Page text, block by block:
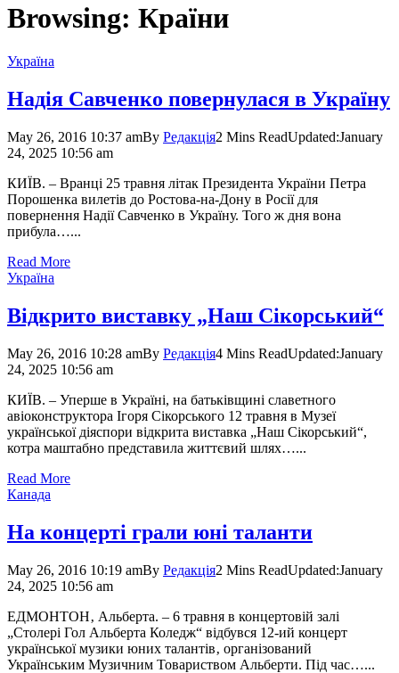
Browsing: Країни
Україна
Надія Савченко повернулася в Україну
May 26, 2016 10:37 amBy Редакція2 Mins ReadUpdated:January
24, 2025 10:56 am
КИЇВ. – Вранці 25 травня літак Президента України Петра
Порошенка вилетів до Ростова-на-Дону в Росії для
повернення Надії Савченко в Україну. Того ж дня вона
прибула…...
Read More
Україна
Відкрито виставку „Наш Сікорський“
May 26, 2016 10:28 amBy Редакція4 Mins ReadUpdated:January
24, 2025 10:56 am
КИЇВ. – Уперше в Україні, на батьківщині славетного
авіoконструктора Ігоря Сікорського 12 травня в Музеї
української діяспори відкрита виставка „Наш Сікорський“,
котра маштабно представила життєвий шлях…...
Read More
Канада
На концерті грали юні таланти
May 26, 2016 10:19 amBy Редакція2 Mins ReadUpdated:January
24, 2025 10:56 am
ЕДМОНТОН‚ Альберта. – 6 травня в концертовій залі
„Столері Гол Альберта Коледж“ відбувся 12-ий концерт
української музики юних талантів‚ організований
Українським Музичним Товариством Альберти. Під час…...